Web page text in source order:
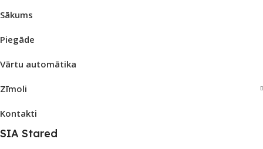
Sākums
Piegāde
Vārtu automātika
Zīmoli
Kontakti
SIA Stared